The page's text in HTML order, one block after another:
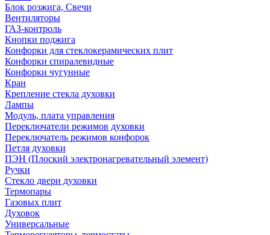
Блок розжига, Свечи
Вентиляторы
ГАЗ-контроль
Кнопки поджига
Конфорки для стеклокерамических плит
Конфорки спиралевидные
Конфорки чугунные
Кран
Крепление стекла духовки
Лампы
Модуль, плата управления
Переключатели режимов духовки
Переключатель режимов конфорок
Петля духовки
ПЭН (Плоский электронагревательный элемент)
Ручки
Стекло двери духовки
Термопары
Газовых плит
Духовок
Универсальные